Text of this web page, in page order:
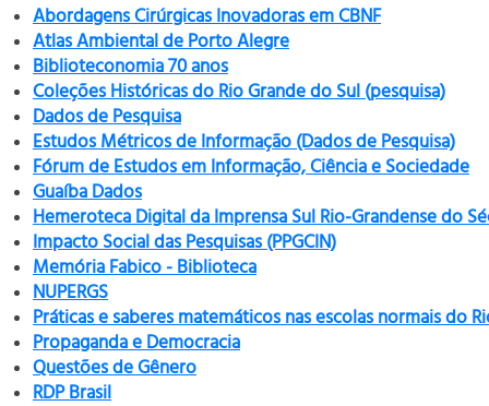
Abordagens Cirúrgicas Inovadoras em CBNF
Atlas Ambiental de Porto Alegre
Biblioteconomia 70 anos
Coleções Históricas do Rio Grande do Sul (pesquisa)
Dados de Pesquisa
Estudos Métricos de Informação (Dados de Pesquisa)
Fórum de Estudos em Informação, Ciência e Sociedade
Guaíba Dados
Hemeroteca Digital da Imprensa Sul Rio-Grandense do
Impacto Social das Pesquisas (PPGCIN)
Memória Fabico - Biblioteca
NUPERGS
Práticas e saberes matemáticos nas escolas normais do
Propaganda e Democracia
Questões de Gênero
RDP Brasil